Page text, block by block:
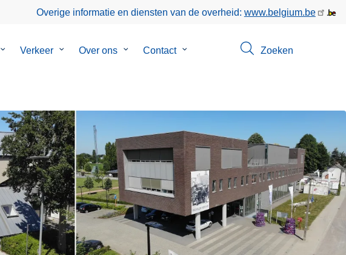
Overige informatie en diensten van de overheid: www.belgium.be
Submenu
Verkeer
SubmenuOver ons
Submenu
Contact
Submenu
Zoeken